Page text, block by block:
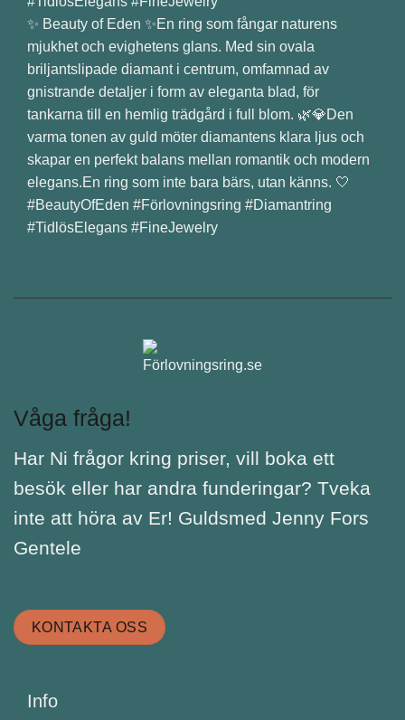
✨ Beauty of Eden ✨En ring som fångar naturens
mjukhet och evighetens glans. Med sin ovala
briljantslipade diamant i centrum, omfamnad av
gnistrande detaljer i form av eleganta blad, för
tankarna till en hemlig trädgård i full blom. 🌿💎Den
varma tonen av guld möter diamantens klara ljus och
skapar en perfekt balans mellan romantik och modern
elegans.En ring som inte bara bärs, utan känns. 🤍
#BeautyOfEden #Förlovningsring #Diamantring
#TidlösElegans #FineJewelry
Våga fråga!
Har Ni frågor kring priser, vill boka ett
besök eller har andra funderingar? Tveka
inte att höra av Er! Guldsmed Jenny Fors
Gentele
KONTAKTA OSS
Info